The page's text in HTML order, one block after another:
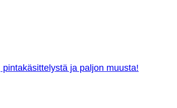
ja paljon muusta!